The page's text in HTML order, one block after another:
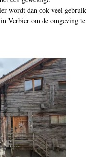
wordt dan ook veel gebruik
Verbier om de omgeving te